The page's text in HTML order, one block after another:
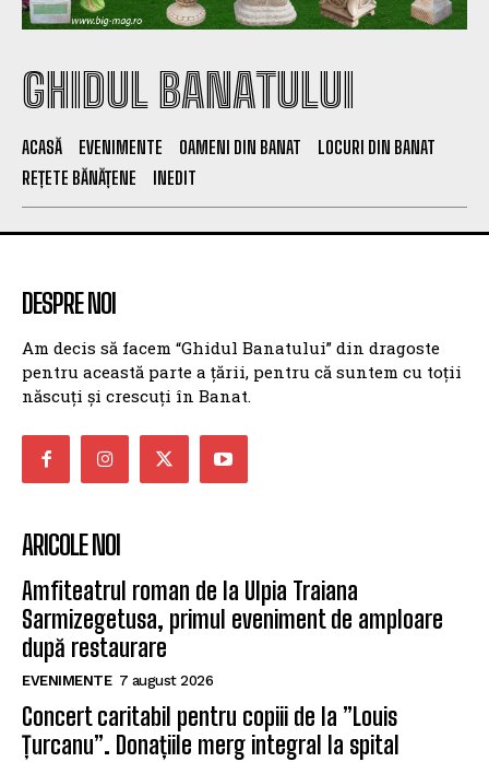
GHIDUL BANATULUI
ACASĂ EVENIMENTE OAMENI DIN BANAT
LOCURI DIN BANAT
REȚETE BĂNĂȚENE
INEDIT
DESPRE NOI
Am decis să facem “Ghidul Banatului” din dragoste
pentru această parte a țării, pentru că suntem cu toții
născuți și crescuți în Banat.
ARICOLE NOI
Amfiteatrul roman de la Ulpia Traiana
Sarmizegetusa, primul eveniment de amploare
după restaurare
EVENIMENTE 7 august 2026
Concert caritabil pentru copiii de la ”Louis
Țurcanu”. Donațiile merg integral la spital